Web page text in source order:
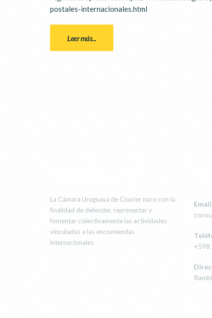
postales-internacionales.html
Leer más...
La Cámara Uruguaya de Courier nace con la
finalidad de defender, representar y
fomentar colectivamente las actividades
vinculadas a las encomiendas
internacionales
Email
+598